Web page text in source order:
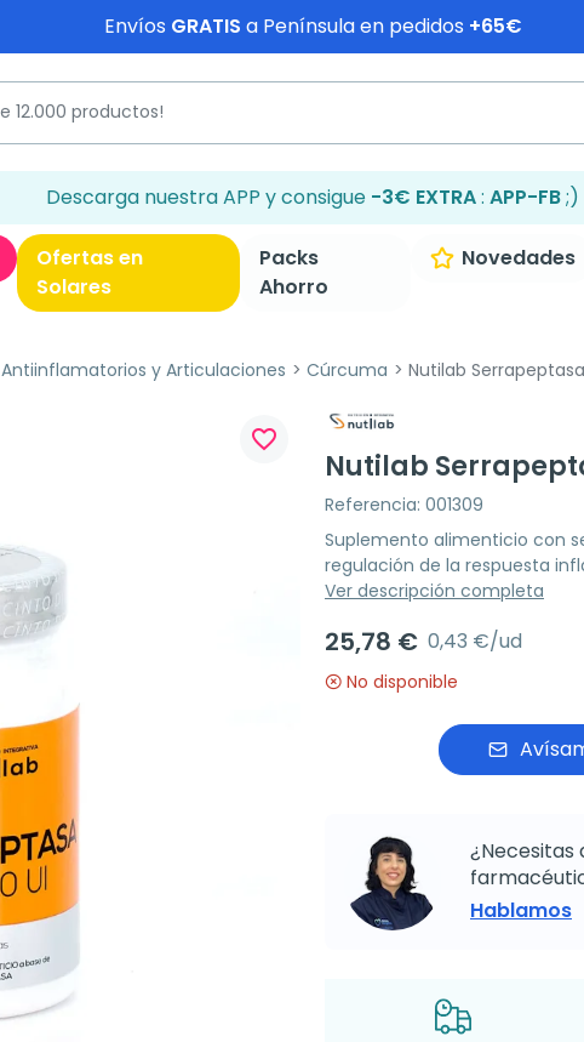
Envíos GRATIS a Península en pedidos +65€
Descarga nuestra APP y consigue -3€ EXTRA: APP-FB;)
Ofertas en
Solares
Packs
Ahorro
Novedades
Antiinflamatorios y Articulaciones Cúrcuma Nutilab
favorite_border
Nutilab
Referencia: 001309
Suplemento alimenticio con
regulación de la respuesta
Ver descripción completa
25,78 € 0,43 €/ud
No disponible
¿Necesitas
Hablamos